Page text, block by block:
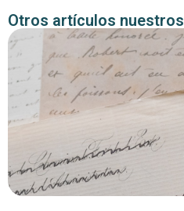
Otros artículos nuestros